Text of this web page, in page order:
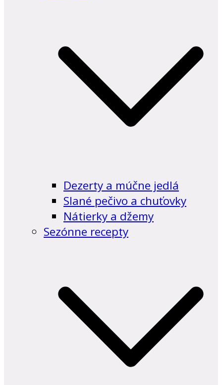
Dezerty a múčne jedlá
Slané pečivo a chuťovky
Nátierky a džemy
Sezónne recepty